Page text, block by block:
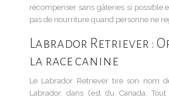
récompenser sans gâteries si possible
pas de nourriture quand personne ne
Labrador Retriever :
la race canine
Le Labrador Retriever tire son nom
Labrador, dans l’est du Canada.